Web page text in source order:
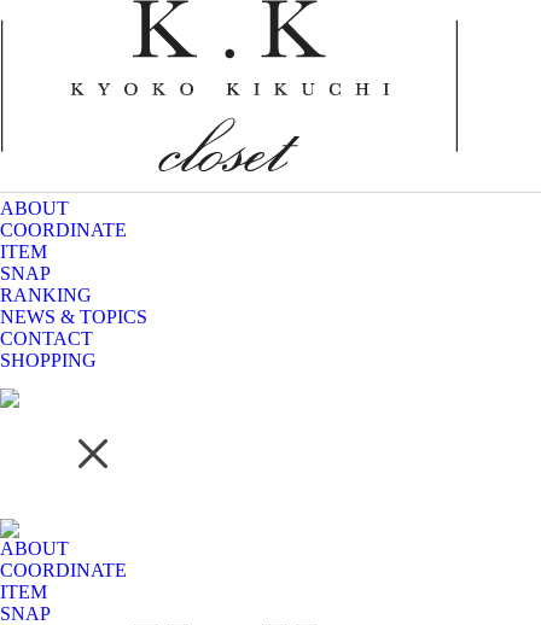
ABOUT
COORDINATE
ITEM
SNAP
RANKING
NEWS & TOPICS
CONTACT
SHOPPING
ABOUT
COORDINATE
ITEM
SNAP